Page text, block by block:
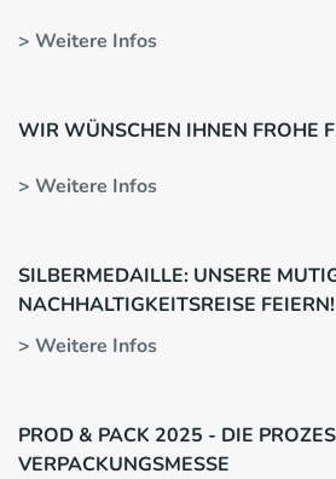
> Weitere Infos
WIR WÜNSCHEN IHNEN FROHE
> Weitere Infos
SILBERMEDAILLE: UNSERE
NACHHALTIGKEITSREISE FEIERN!
> Weitere Infos
PROD & PACK 2025 - DIE
VERPACKUNGSMESSE